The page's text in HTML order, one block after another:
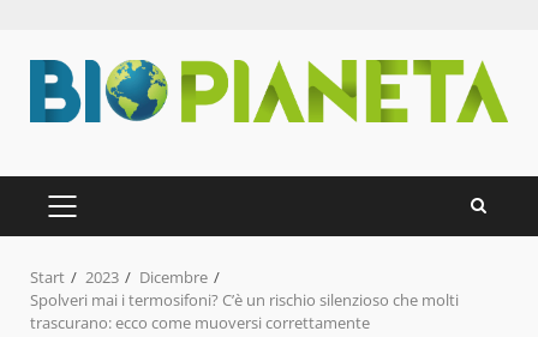
Inhalt
springen
PRIMÄRES
MENÜ
Start 2023
Dicembre
Spolveri mai i termosifoni? C’è un rischio silenzioso che molti
trascurano: ecco come muoversi correttamente